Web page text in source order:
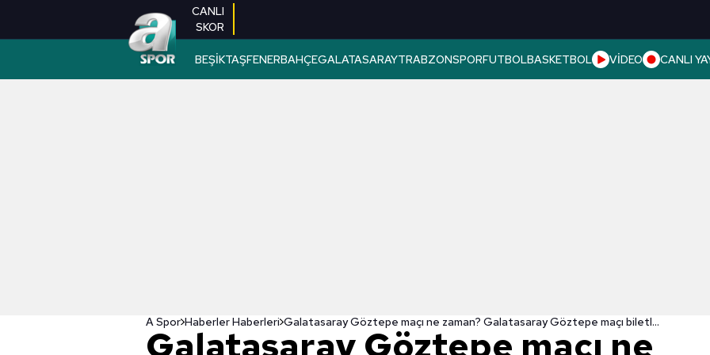
CANLI
SKOR
BEŞİKTAŞFENERBAHÇEGALATASARAYTRABZONSPORFUTBOLBASKETBOL VİDEO CANLI
A Spor Haberler Haberleri Galatasaray Göztepe maçı ne zaman? Galatasaray Göztepe maçı biletleri satışa çıktı mı?
Galatasaray Göztepe maçı ne